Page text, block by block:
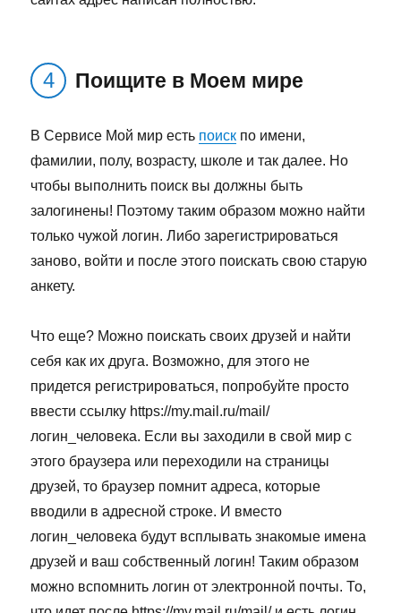
Поищите в Моем мире
В Сервисе Мой мир есть поиск по имени,
фамилии, полу, возрасту, школе и так далее. Но
чтобы выполнить поиск вы должны быть
залогинены! Поэтому таким образом можно найти
только чужой логин. Либо зарегистрироваться
заново, войти и после этого поискать свою старую
анкету.
Что еще? Можно поискать своих друзей и найти
себя как их друга. Возможно, для этого не
придется регистрироваться, попробуйте просто
ввести ссылку https://my.mail.ru/mail/
логин_человека. Если вы заходили в свой мир с
этого браузера или переходили на страницы
друзей, то браузер помнит адреса, которые
вводили в адресной строке. И вместо
логин_человека будут всплывать знакомые имена
друзей и ваш собственный логин! Таким образом
можно вспомнить логин от электронной почты. То,